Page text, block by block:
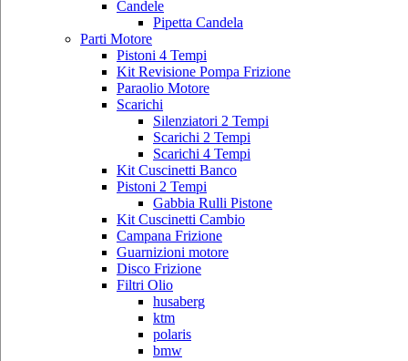
Candele
Pipetta Candela
Parti Motore
Pistoni 4 Tempi
Kit Revisione Pompa Frizione
Paraolio Motore
Scarichi
Silenziatori 2 Tempi
Scarichi 2 Tempi
Scarichi 4 Tempi
Kit Cuscinetti Banco
Pistoni 2 Tempi
Gabbia Rulli Pistone
Kit Cuscinetti Cambio
Campana Frizione
Guarnizioni motore
Disco Frizione
Filtri Olio
husaberg
ktm
polaris
bmw